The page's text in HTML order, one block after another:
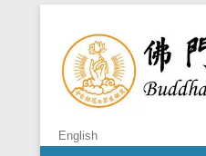
佛門寺
English